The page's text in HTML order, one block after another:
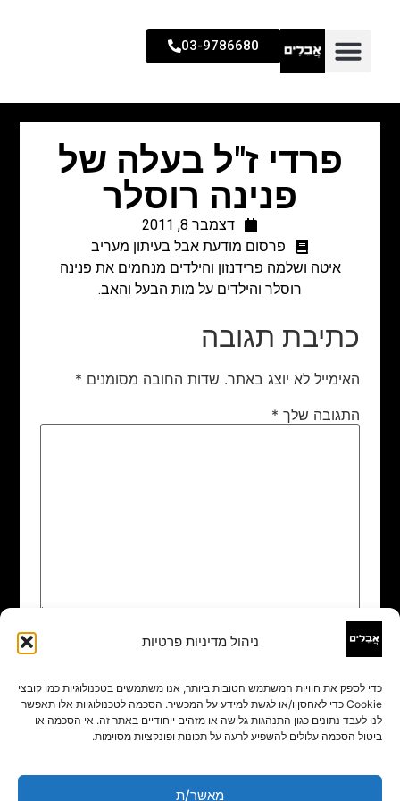
ניהול מדיניות פרטיות
כדי לספק את חוויות המשתמש הטובות ביותר, אנו משתמשים בטכנולוגיות כמו קובצי
Cookie כדי לאחסן ו/או לגשת למידע על המכשיר. הסכמה לטכנולוגיות אלו תאפשר
לנו לעבד נתונים כגון התנהגות גלישה או מזהים ייחודיים באתר זה. אי הסכמה או
ביטול הסכמה עלולים להשפיע לרעה על תכונות ופונקציות מסוימות.
מאשר/ת
03-9786680
פרדי ז"ל בעלה של
פנינה רוסלר
דצמבר 8, 2011
פרסום מודעת אבל בעיתון מעריב
איטה ושלמה פרידנזון והילדים מנחמים את פנינה
רוסלר והילדים על מות הבעל והאב.
כתיבת תגובה
האימייל לא יוצג באתר. שדות החובה מסומנים *
התגובה שלך *
שם
אימייל*